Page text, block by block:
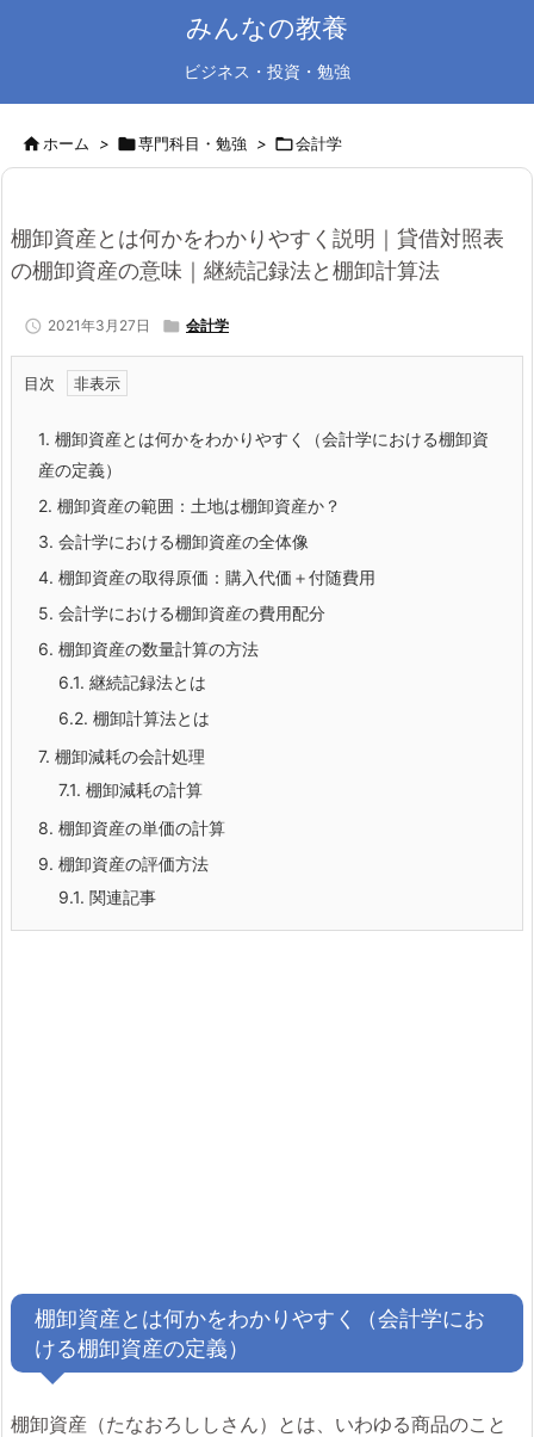
みんなの教養
ビジネス・投資・勉強
ホーム > 専門科目・勉強 > 会計学
棚卸資産とは何かをわかりやすく説明｜貸借対照表
の棚卸資産の意味｜継続記録法と棚卸計算法
 2021年3月27日  会計学
目次
1. 棚卸資産とは何かをわかりやすく（会計学における棚卸資
産の定義）
2. 棚卸資産の範囲：土地は棚卸資産か？
3. 会計学における棚卸資産の全体像
4. 棚卸資産の取得原価：購入代価＋付随費用
5. 会計学における棚卸資産の費用配分
6. 棚卸資産の数量計算の方法
6.1. 継続記録法とは
6.2. 棚卸計算法とは
7. 棚卸減耗の会計処理
7.1. 棚卸減耗の計算
8. 棚卸資産の単価の計算
9. 棚卸資産の評価方法
9.1. 関連記事
棚卸資産とは何かをわかりやすく（会計学にお
ける棚卸資産の定義）
棚卸資産（たなおろししさん）とは、いわゆる商品のこと